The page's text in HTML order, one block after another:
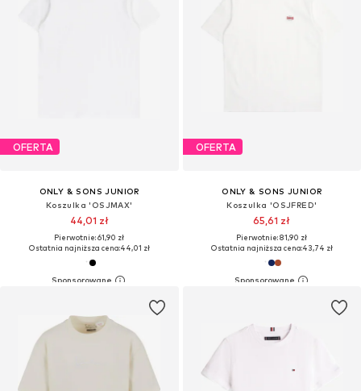
OFERTA
ONLY & SONS JUNIOR
Koszulka 'OSJMAX'
44,01 zł
Pierwotnie: 61,90 zł
Ostatnia najniższa cena:44,01 zł
OFERTA
ONLY & SONS JUNIOR
Koszulka 'OSJFRED'
65,61 zł
Pierwotnie: 81,90 zł
Ostatnia najniższa cena:43,74 zł